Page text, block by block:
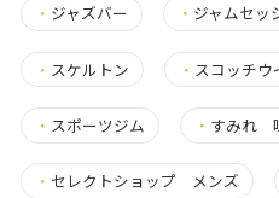
・ ジャズバー ・ ジャムセッ
・ スケルトン ・ スコッチウ
・ スポーツジム ・ すみれ
・ セレクトショップ メンズ